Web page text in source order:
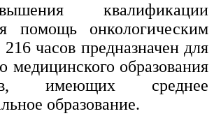
энергетика и технологии
спорт
и спорт
квалификации
помощь онкологическим
часов предназначен для
медицинского образования
имеющих среднее
образование.